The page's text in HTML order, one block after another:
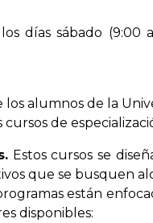
días sábado (9:00
alumnos de la
de
Estos cursos se
que se busquen
están
disponibles: